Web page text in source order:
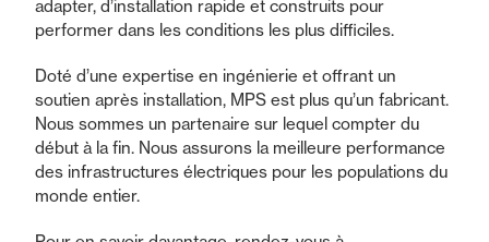
adapter, d’installation rapide et construits pour
performer dans les conditions les plus difficiles.
Doté d’une expertise en ingénierie et offrant un
soutien après installation, MPS est plus qu’un fabricant.
Nous sommes un partenaire sur lequel compter du
début à la fin. Nous assurons la meilleure performance
des infrastructures électriques pour les populations du
monde entier.